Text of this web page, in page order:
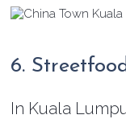
6.
In Kuala